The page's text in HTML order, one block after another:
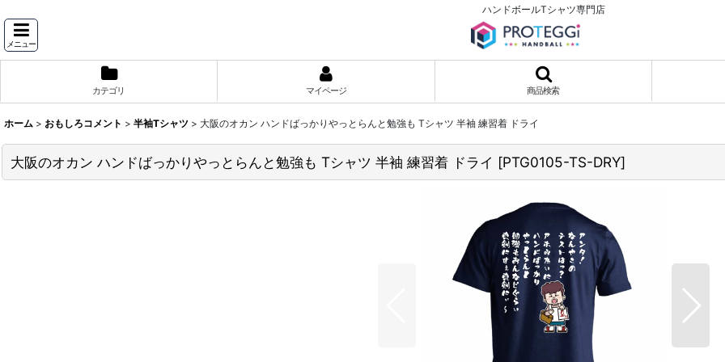
ハンドボールTシャツ専門店
メニュー
カテゴリ マイページ 商品検索
ホーム > おもしろコメント > 半袖Tシャツ > 大阪のオカン ハンドばっかりやっとらんと勉強も Tシャツ 半袖 練習着 ドライ
大阪のオカン ハンドばっかりやっとらんと勉強も Tシャツ 半袖 練習着 ドライ [PTG0105-TS-DRY]